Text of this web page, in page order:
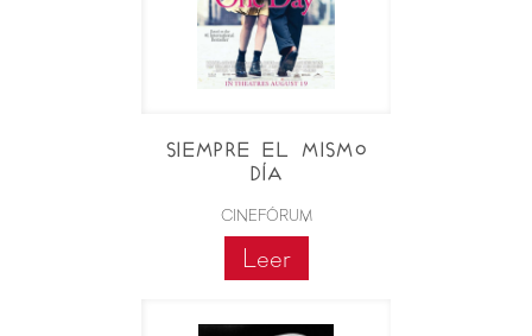
SIEMPRE EL MISMO
DÍA
CINEFÓRUM
Leer